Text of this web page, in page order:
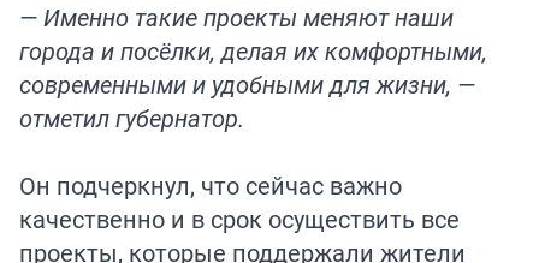
— Именно такие проекты меняют наши
города и посёлки, делая их комфортными,
современными и удобными для жизни, —
отметил губернатор.
Он подчеркнул, что сейчас важно
качественно и в срок осуществить все
проекты, которые поддержали жители